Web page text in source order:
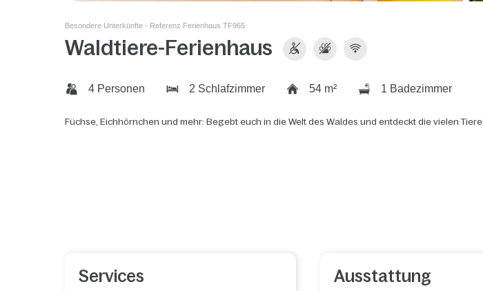
Besondere Unterkünfte - Referenz Ferienhaus TF965
Waldtiere-Ferienhaus
4 Personen 2 Schlafzimmer 54 m² 1 Badezimmer
Füchse, Eichhörnchen und mehr: Begebt euch in die Welt des Waldes und entdeckt die vielen Tiere.
Services Ausstattung